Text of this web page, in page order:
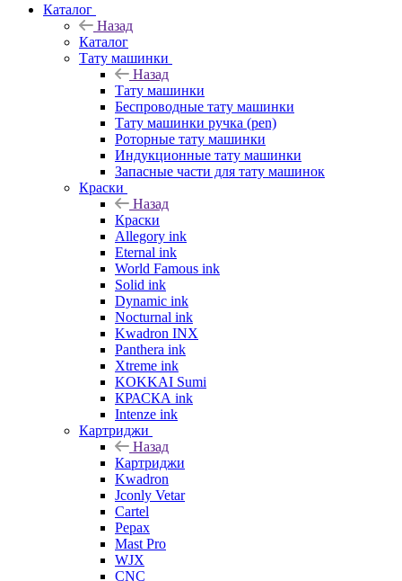
Каталог
Назад
Каталог
Тату машинки
Назад
Тату машинки
Беспроводные тату машинки
Тату машинки ручка (pen)
Роторные тату машинки
Индукционные тату машинки
Запасные части для тату машинок
Краски
Назад
Краски
Allegory ink
Eternal ink
World Famous ink
Solid ink
Dynamic ink
Nocturnal ink
Kwadron INX
Panthera ink
Xtreme ink
KOKKAI Sumi
КРАСКА ink
Intenze ink
Картриджи
Назад
Картриджи
Kwadron
Jconly Vetar
Cartel
Pepax
Mast Pro
WJX
CNC